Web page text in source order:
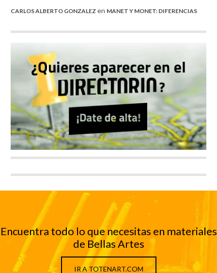
CARLOS ALBERTO GONZALEZ en MANET Y MONET: DIFERENCIAS
Encuentra todo lo que necesitas en materiales
de Bellas Artes
IR A TOTENART.COM